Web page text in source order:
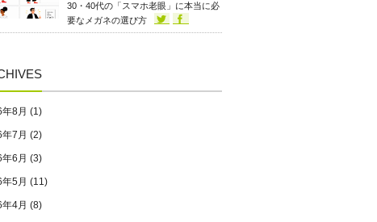
30・40代の「スマホ老眼」に本当に必
要なメガネの選び方
8月 (1)
7月 (2)
6月 (3)
5月 (11)
4月 (8)